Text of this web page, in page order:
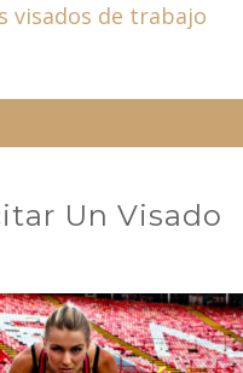
visados de trabajo
Un Visado